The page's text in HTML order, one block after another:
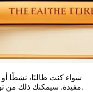
سواء كنت طالبًا، نشطًا
مفيدة. سيمكنك ذلك من توسيع معرفتك وفهم العالم بشكل أعمق.